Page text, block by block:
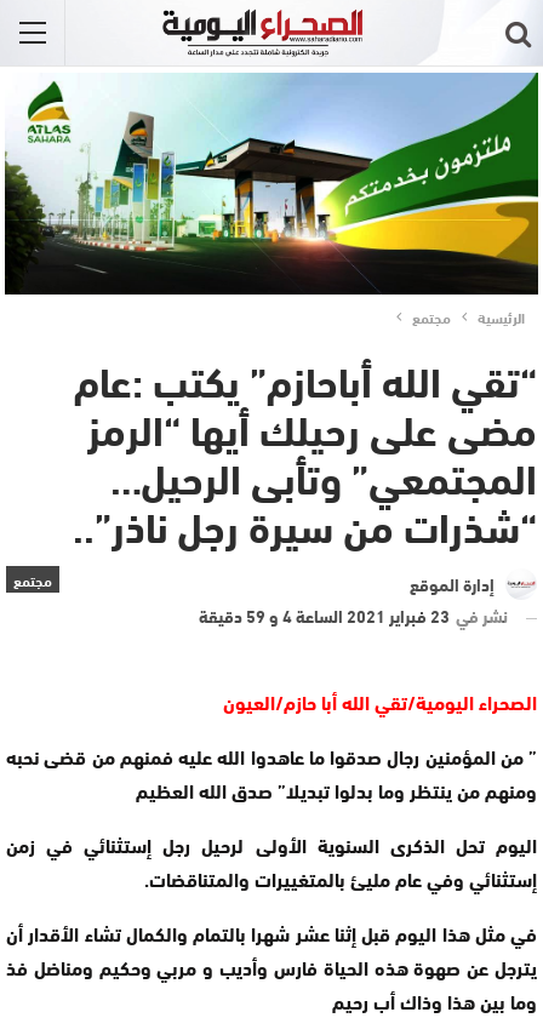
الرئيسية مجتمع
“تقي الله أباحازم” يكتب :عام
مضى على رحيلك أيها “الرمز
المجتمعي” وتأبى الرحيل…
“شذرات من سيرة رجل ناذر”..
مجتمع
إدارة الموقع
نشر في 23 فبراير 2021 الساعة 4 و 59 دقيقة
الصحراء اليومية/تقي الله أبا حازم/العيون
” من المؤمنين رجال صدقوا ما عاهدوا الله عليه فمنهم من قضى نحبه
ومنهم من ينتظر وما بدلوا تبديلا” صدق الله العظيم
اليوم تحل الذكرى السنوية الأولى لرحيل رجل إستثنائي في زمن
إستثنائي وفي عام مليئ بالمتغييرات والمتناقضات.
في مثل هذا اليوم قبل إثنا عشر شهرا بالتمام والكمال تشاء الأقدار أن
يترجل عن صهوة هذه الحياة فارس وأديب و مربي وحكيم ومناضل فذ
وما بين هذا وذاك أب رحيم